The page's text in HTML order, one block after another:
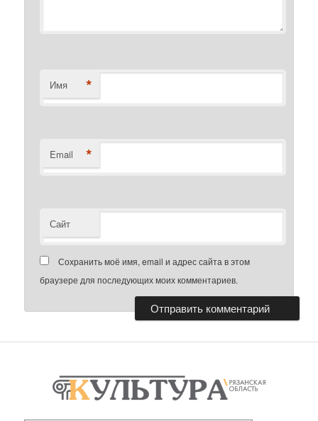
Имя *
Email *
Сайт
Сохранить моё имя, email и адрес сайта в этом
браузере для последующих моих комментариев.